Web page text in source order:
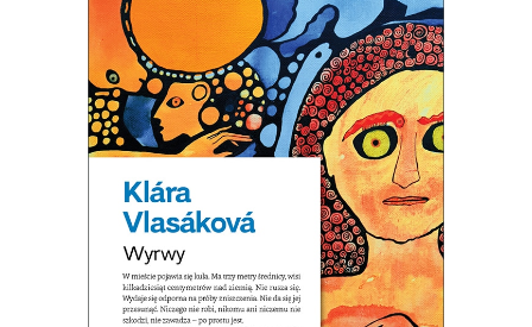
WYRWY
Wystarczy sobie wyobrazić, że kula
49.90zł 32.44zł
KSIĄŻKA DO KOSZYKA